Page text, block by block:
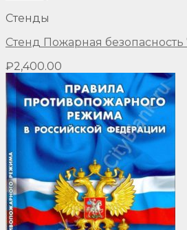
Стенды
Стенд Пожарная безопасность
₽2,400.00